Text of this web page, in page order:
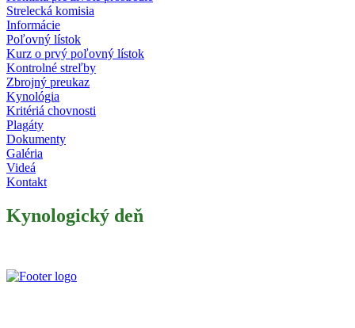
Strelecká komisia
Informácie
Poľovný lístok
Kurz o prvý poľovný lístok
Kontrolné streľby
Zbrojný preukaz
Kynológia
Kritériá chovnosti
Plagáty
Dokumenty
Galéria
Videá
Kontakt
Kynologický deň